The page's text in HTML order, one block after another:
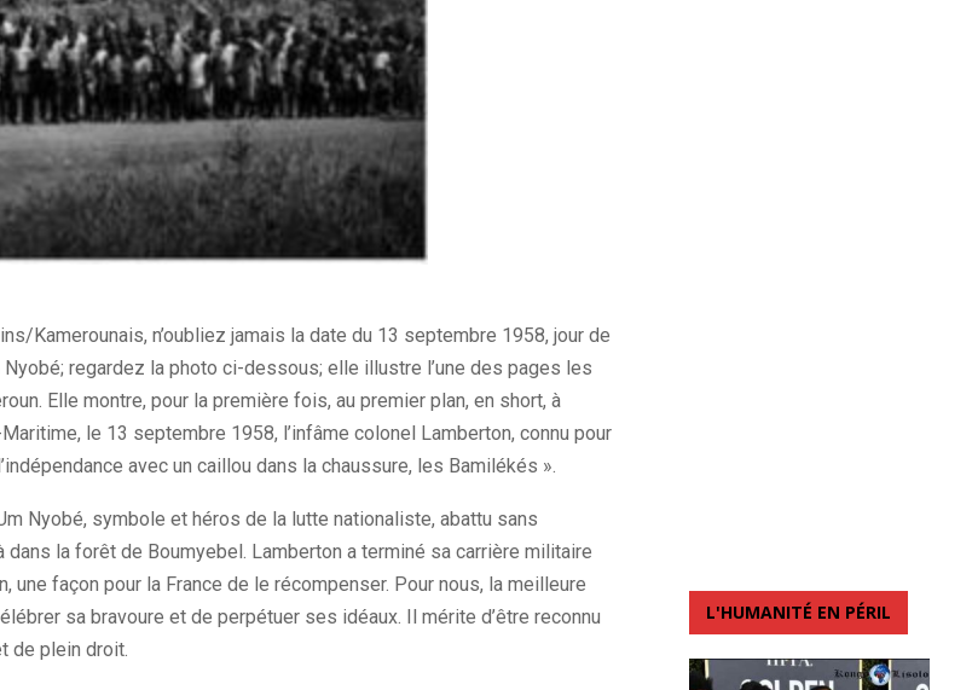
Kamerounais, n’oubliez jamais la date du 13 septembre 1958, jour de
regardez la photo ci-dessous; elle illustre l’une des pages les
Elle montre, pour la première fois, au premier plan, en short, à
le 13 septembre 1958, l’infâme colonel Lamberton, connu pour
avec un caillou dans la chaussure, les Bamilékés ».
Nyobé, symbole et héros de la lutte nationaliste, abattu sans
la forêt de Boumyebel. Lamberton a terminé sa carrière militaire
une façon pour la France de le récompenser. Pour nous, la meilleure
sa bravoure et de perpétuer ses idéaux. Il mérite d’être reconnu
de plein droit.
L'HUMANITÉ EN PÉRIL